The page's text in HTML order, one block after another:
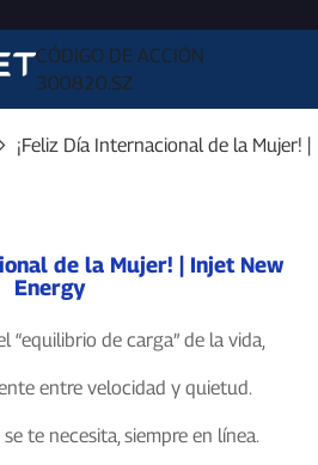
CÓDIGO DE ACCIÓN
300820.SZ
¡Feliz Día Internacional de la Mujer! |
de la Mujer! | Injet New
Energy
“equilibrio de carga” de la vida,
entre velocidad y quietud.
te necesita, siempre en línea.